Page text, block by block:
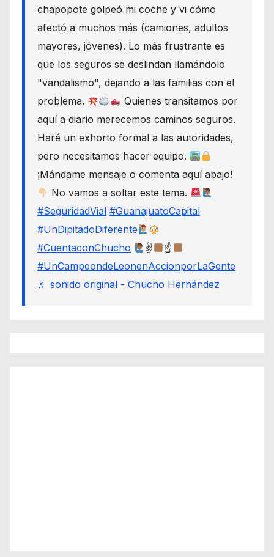
chapopote golpeó mi coche y vi cómo
afectó a muchos más (camiones, adultos
mayores, jóvenes). Lo más frustrante es
que los seguros se deslindan llamándolo
"vandalismo", dejando a las familias con el
problema.
Quienes transitamos por
aquí a diario merecemos caminos seguros.
Haré un exhorto formal a las autoridades,
pero necesitamos hacer equipo.
¡Mándame mensaje o comenta aquí abajo!
No vamos a soltar este tema.
#SeguridadVial #GuanajuatoCapital
#UnDipitadoDiferente
#CuentaconChucho
✌
☝
#UnCampeondeLeonenAccionporLaGente
♬ sonido original - Chucho Hernández